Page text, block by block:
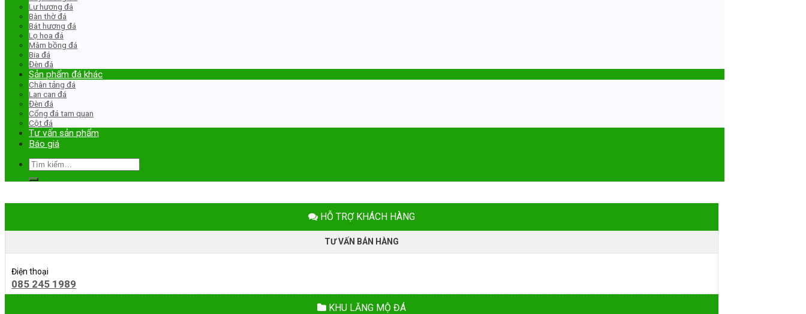
Lư hương đá
Bàn thờ đá
Bát hương đá
Lọ hoa đá
Mâm bồng đá
Bia đá
Đèn đá
Sản phẩm đá khác
Chân tảng đá
Lan can đá
Đèn đá
Cổng đá tam quan
Cột đá
Tư vấn sản phẩm
Báo giá
Tìm
kiếm:
HỖ TRỢ KHÁCH HÀNG
TƯ VẤN BÁN HÀNG
Điện thoại
085 245 1989
KHU LĂNG MỘ ĐÁ